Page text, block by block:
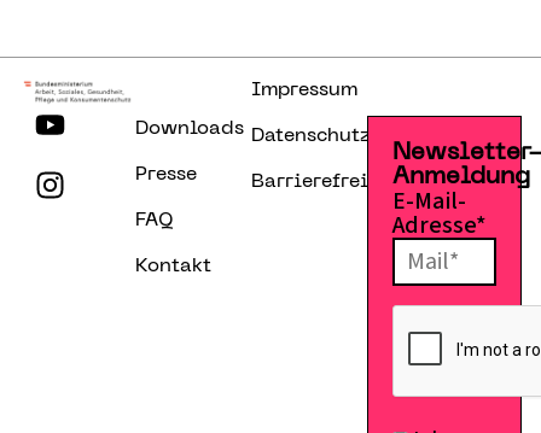
Downloads
Presse
FAQ
Kontakt
Impressum
Datenschutzerklärung
Barrierefreiheitserklärung
Anmeldung
E-Mail-
Adresse*